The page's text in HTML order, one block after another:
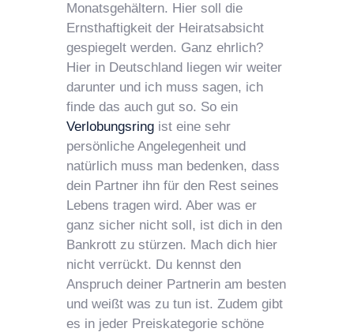
Monatsgehältern. Hier soll die
Ernsthaftigkeit der Heiratsabsicht
gespiegelt werden. Ganz ehrlich?
Hier in Deutschland liegen wir weiter
darunter und ich muss sagen, ich
finde das auch gut so. So ein
Verlobungsring ist eine sehr
persönliche Angelegenheit und
natürlich muss man bedenken, dass
dein Partner ihn für den Rest seines
Lebens tragen wird. Aber was er
ganz sicher nicht soll, ist dich in den
Bankrott zu stürzen. Mach dich hier
nicht verrückt. Du kennst den
Anspruch deiner Partnerin am besten
und weißt was zu tun ist. Zudem gibt
es in jeder Preiskategorie schöne